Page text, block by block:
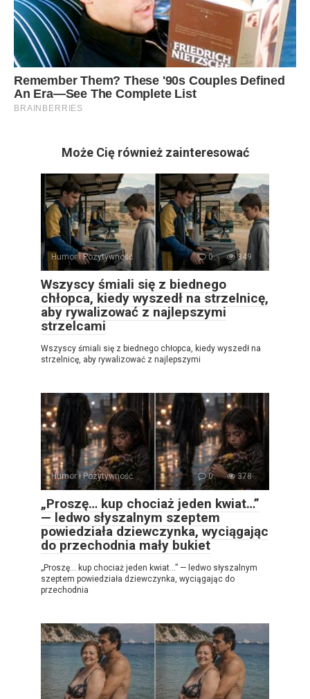
Może Cię również zainteresować
Humor i Pozytywność 0 349
Wszyscy śmiali się z biednego
chłopca, kiedy wyszedł na strzelnicę,
aby rywalizować z najlepszymi
strzelcami
Wszyscy śmiali się z biednego chłopca, kiedy wyszedł na
strzelnicę, aby rywalizować z najlepszymi
Humor i Pozytywność 0 378
„Proszę… kup chociaż jeden kwiat…”
— ledwo słyszalnym szeptem
powiedziała dziewczynka, wyciągając
do przechodnia mały bukiet
„Proszę… kup chociaż jeden kwiat…” — ledwo słyszalnym
szeptem powiedziała dziewczynka, wyciągając do
przechodnia